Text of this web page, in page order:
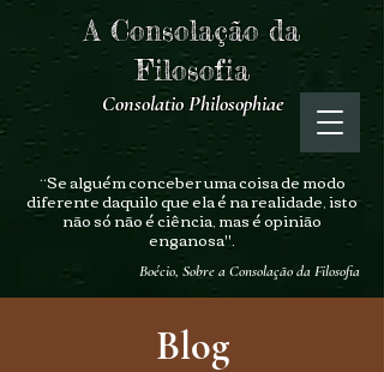
A Consolação da
Filosofia
Consolatio Philosophiae
“Se alguém conceber uma coisa de modo
diferente daquilo que ela é na realidade, isto
não só não é ciência, mas é opinião
enganosa".
Boécio, Sobre a Consolação da Filosofia
Blog